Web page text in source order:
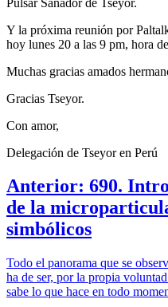
Y la próxima reunión por
hoy lunes 20 a las 9 pm, hora
Muchas gracias amados
Gracias Tseyor.
Con amor,
Delegación de Tseyor en Perú
Anterior: 690.
de la
simbólicos
Todo el panorama que se
ha de ser, por la propia
sabe lo que hace en todo